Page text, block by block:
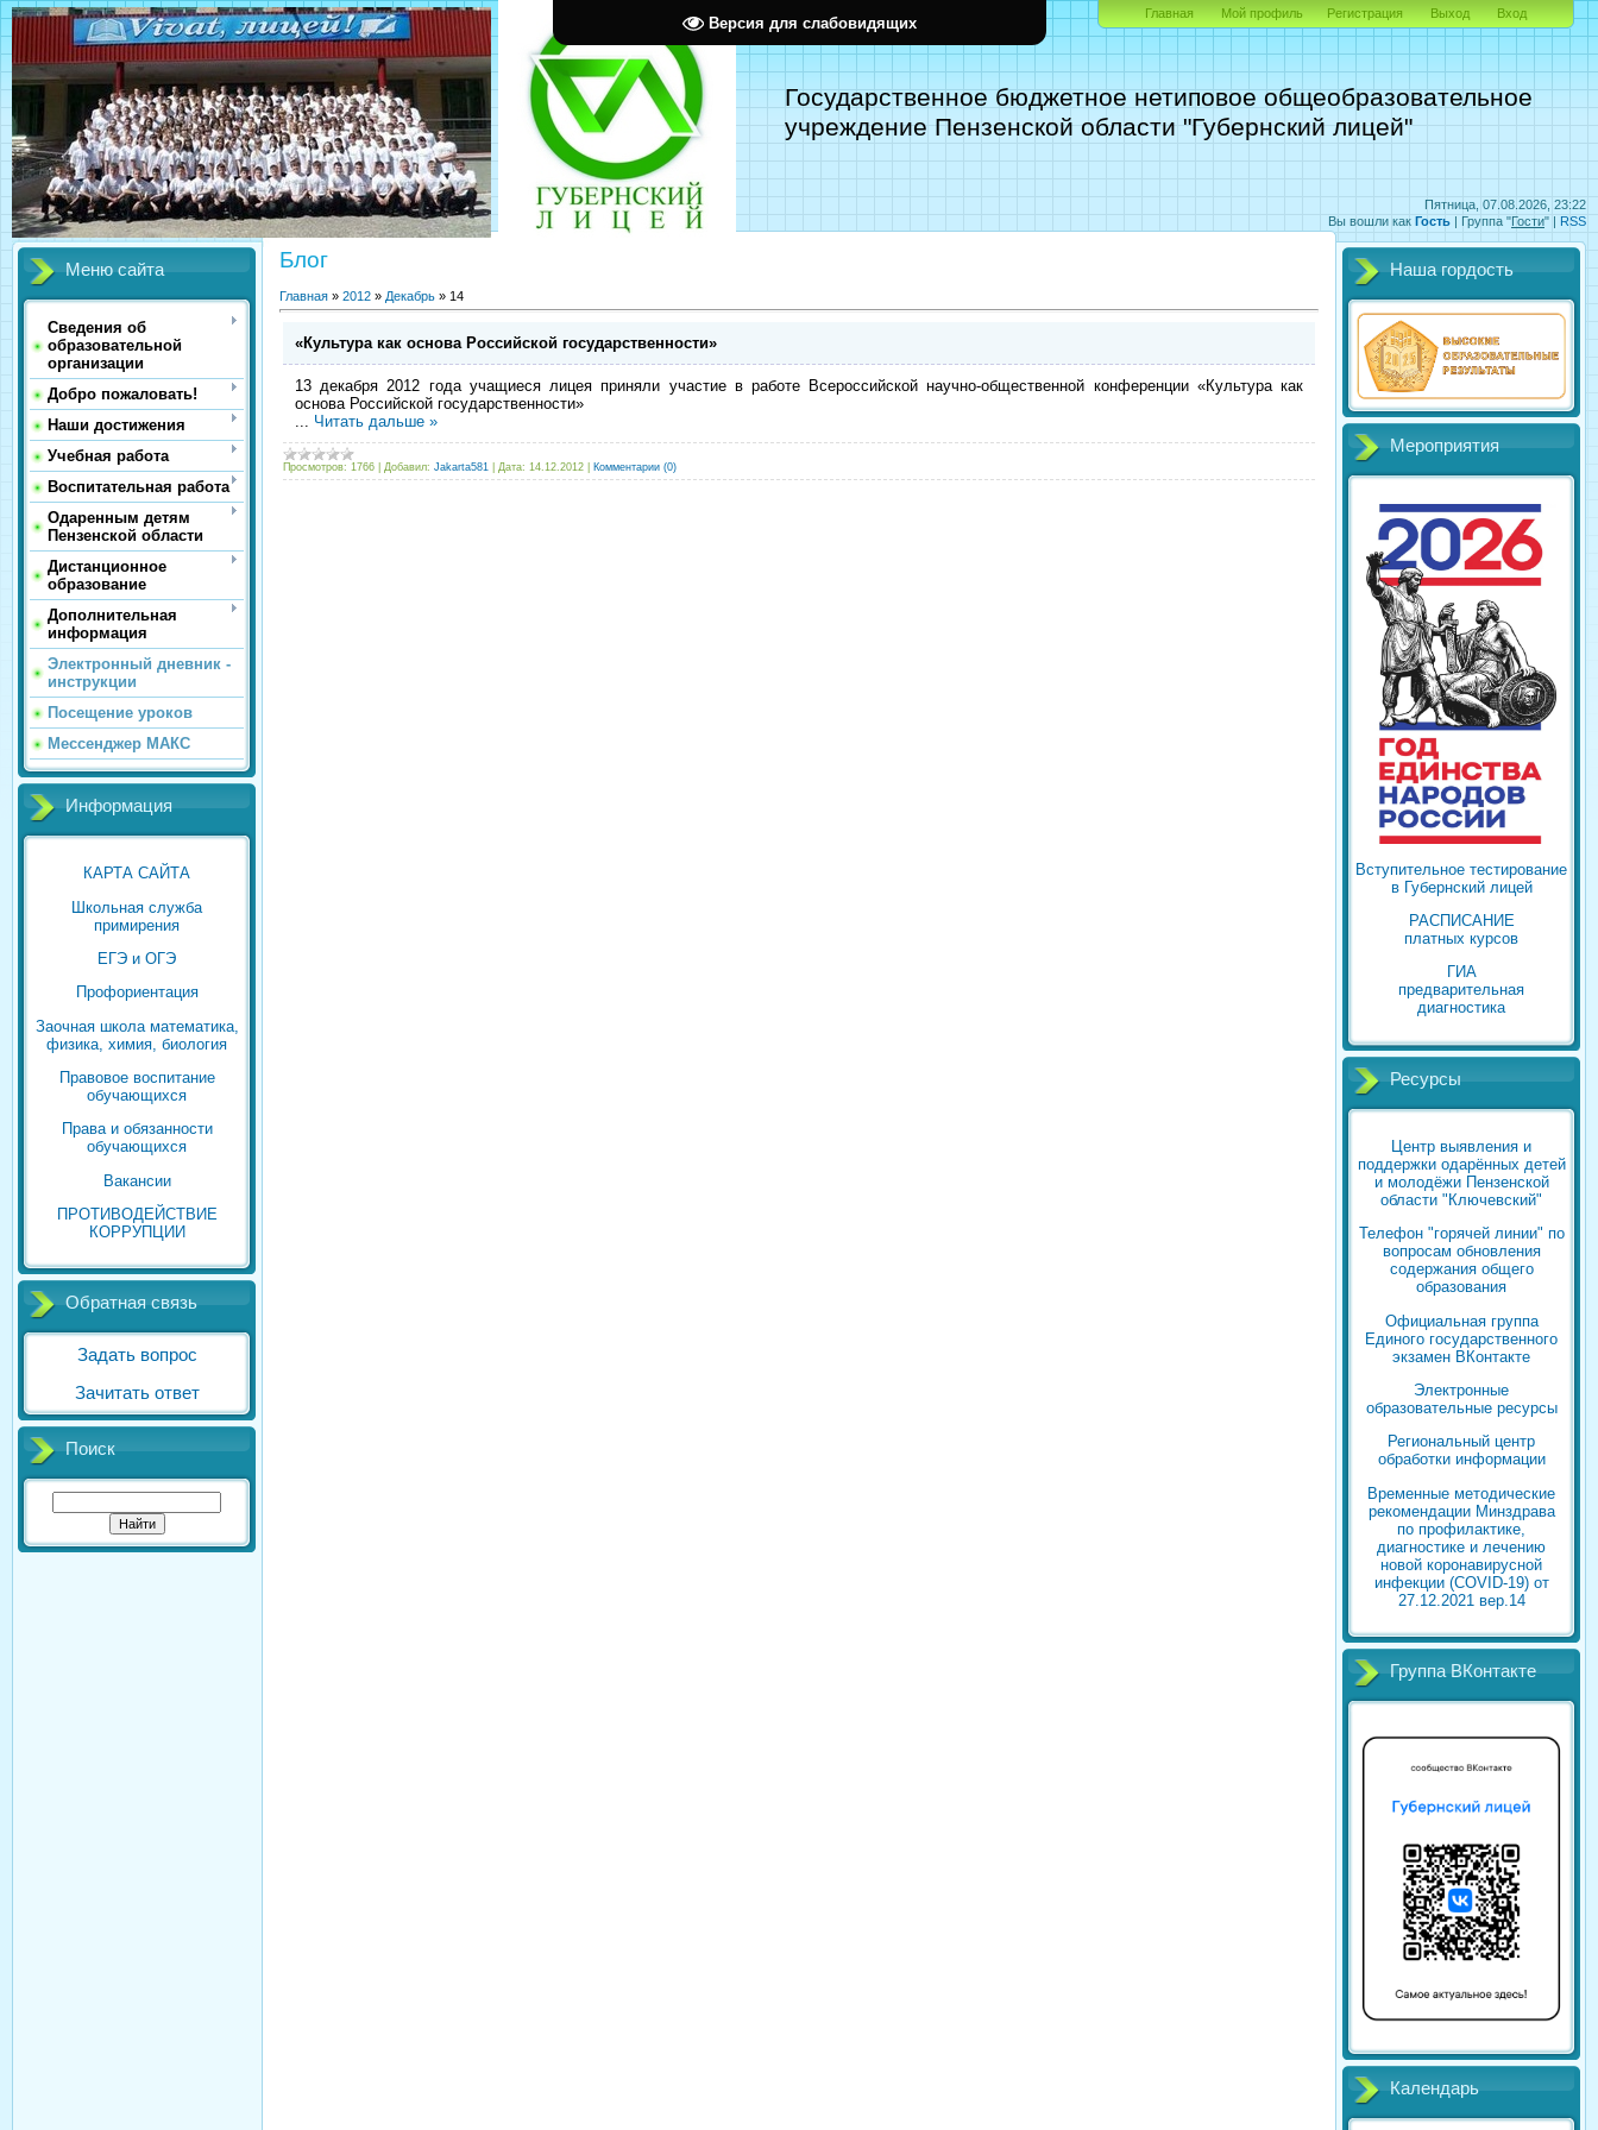
Версия для слабовидящих
Пятница, 07.08.2026, 23:22
Вы вошли как Гость | Группа "Гости" | RSS
Государственное бюджетное нетиповое общеобразовательное
учреждение Пензенской области "Губернский лицей"
Главная Мой профиль Регистрация Выход Вход
Меню сайта
Сведения об
образовательной
организации
Добро пожаловать!
Наши достижения
Учебная работа
Воспитательная работа
Одаренным детям
Пензенской области
Дистанционное
образование
Дополнительная
информация
Электронный дневник -
инструкции
Посещение уроков
Мессенджер МАКС
Информация
КАРТА САЙТА
Школьная служба
примирения
ЕГЭ и ОГЭ
Профориентация
Заочная школа математика,
физика, химия, биология
Правовое воспитание
обучающихся
Права и обязанности
обучающихся
Вакансии
ПРОТИВОДЕЙСТВИЕ
КОРРУПЦИИ
Обратная связь
Задать вопрос
Зачитать ответ
Поиск
Блог
Главная » 2012 » Декабрь » 14
«Культура как основа Российской государственности»
13 декабря 2012 года учащиеся лицея приняли участие в работе Всероссийскойнаучно-общественной конференции «Культура как
основа Российской государственности»
... Читать дальше »
Просмотров: 1766 Добавил: Jakarta581 Дата: 14.12.2012 Комментарии (0)
Наша гордость
Мероприятия
Вступительное тестирование
в Губернский лицей
РАСПИСАНИЕ
платных курсов
ГИА
предварительная
диагностика
Ресурсы
Центр выявления и
поддержки одарённых детей
и молодёжи Пензенской
области "Ключевский"
Телефон "горячей линии" по
вопросам обновления
содержания общего
образования
Официальная группа
Единого государственного
экзамен ВКонтакте
Электронные
образовательные ресурсы
Региональный центр
обработки информации
Временные методические
рекомендации Минздрава
по профилактике,
диагностике и лечению
новой коронавирусной
инфекции (COVID-19) от
27.12.2021 вер.14
Группа ВКонтакте
Календарь